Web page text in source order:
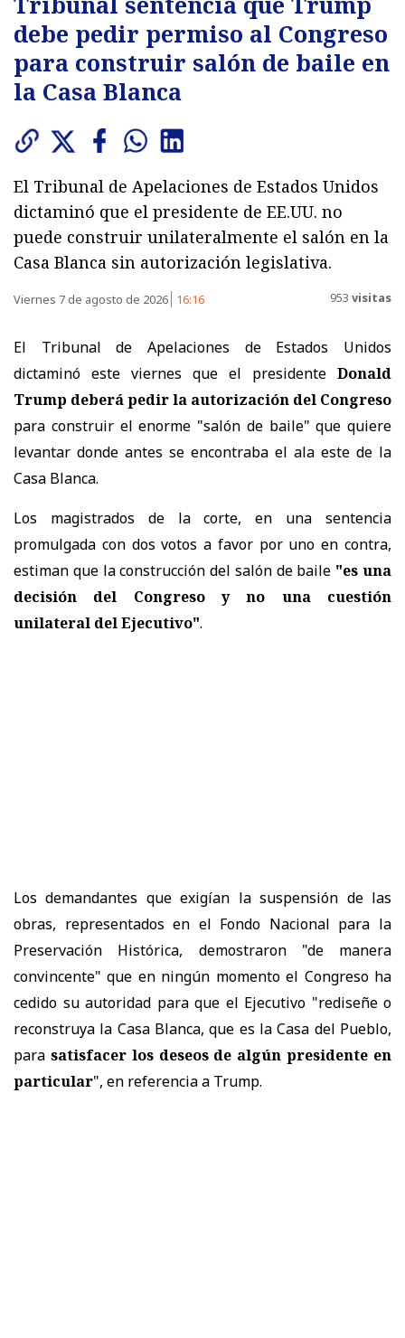
debe pedir permiso al Congreso
para construir salón de baile en
la Casa Blanca
El Tribunal de Apelaciones de Estados Unidos
dictaminó que el presidente de EE.UU. no
puede construir unilateralmente el salón en la
Casa Blanca sin autorización legislativa.
Viernes 7 de agosto de 2026 16:16 953 visitas
El Tribunal de Apelaciones de Estados Unidos
dictaminó este viernes que el presidente Donald
Trump deberá pedir la autorización del Congreso
para construir el enorme "salón de baile" que quiere
levantar donde antes se encontraba el ala este de la
Casa Blanca.
Los magistrados de la corte, en una sentencia
promulgada con dos votos a favor por uno en contra,
estiman que la construcción del salón de baile "es una
decisión del Congreso y no una cuestión
unilateral del Ejecutivo".
Los demandantes que exigían la suspensión de las
obras, representados en el Fondo Nacional para la
Preservación Histórica, demostraron "de manera
convincente" que en ningún momento el Congreso ha
cedido su autoridad para que el Ejecutivo "rediseñe o
reconstruya la Casa Blanca, que es la Casa del Pueblo,
para satisfacer los deseos de algún presidente en
particular", en referencia a Trump.